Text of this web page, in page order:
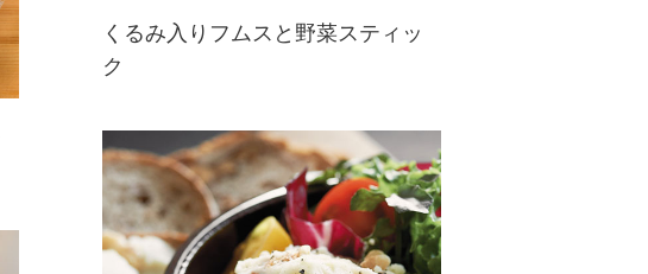
ひよこ豆にくるみを加えて、コク味
と香ばしい風味をプラス。
くるみ入りフムスと野菜スティッ
ク